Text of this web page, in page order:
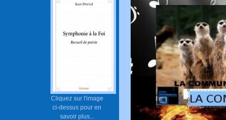
Cliquez sur l'image
ci-dessus pour en
savoir plus...